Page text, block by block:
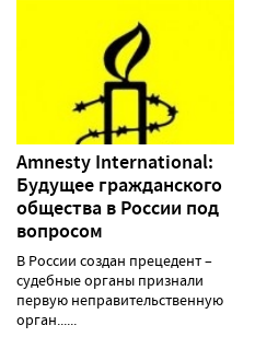
Amnesty International:
Будущее гражданского
общества в России под
вопросом
В России создан прецедент –
судебные органы признали
первую неправительственную
орган......